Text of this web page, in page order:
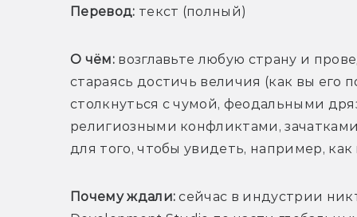
Перевод: текст (полный)
О чём: возглавьте любую страну и
стараясь достичь величия (как вы его
столкнуться с чумой, феодальными
религиозными конфликтами,
для того, чтобы увидеть, например,
Почему ждали: сейчас в индустрии